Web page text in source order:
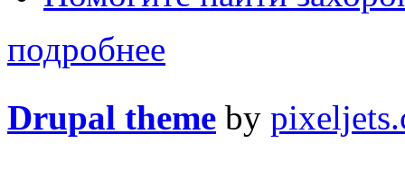
подробнее
Drupal theme by